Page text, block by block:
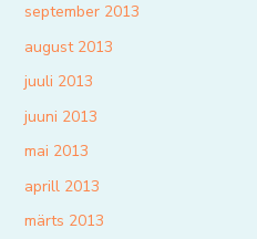
september 2013
august 2013
juuli 2013
juuni 2013
mai 2013
aprill 2013
märts 2013